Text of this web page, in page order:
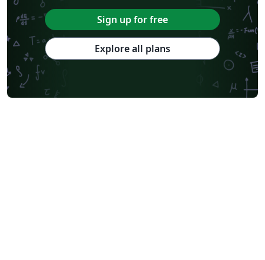
Sign up for free
Explore all plans